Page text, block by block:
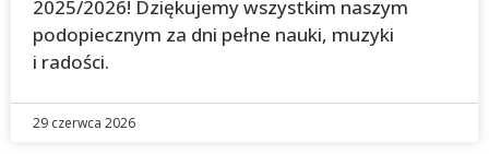
2025/2026! Dziękujemy wszystkim naszym
podopiecznym za dni pełne nauki, muzyki
i radości.
29 czerwca 2026